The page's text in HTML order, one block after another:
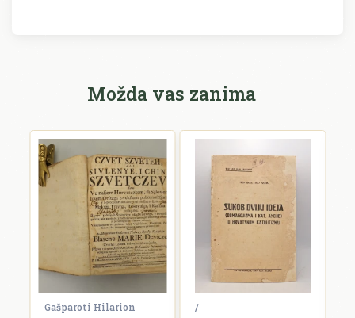
Možda vas zanima
Gašparoti Hilarion /